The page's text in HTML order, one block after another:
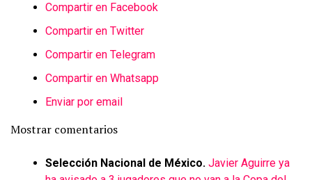
Compartir en Facebook
Compartir en Twitter
Compartir en Telegram
Compartir en Whatsapp
Enviar por email
Mostrar comentarios
Selección Nacional de México. Javier Aguirre ya